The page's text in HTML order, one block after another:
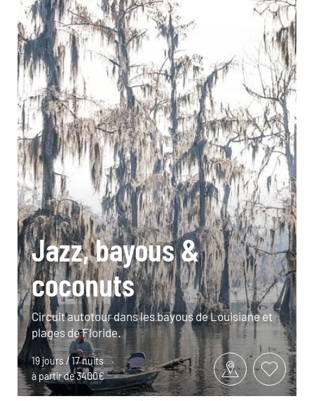
Jazz, bayous &
coconuts
Circuit autotour dans les bayous de Louisiane et
plages de Floride.
19 jours / 17 nuits
à partir de 3400€